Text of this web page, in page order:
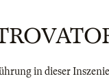
in dieser